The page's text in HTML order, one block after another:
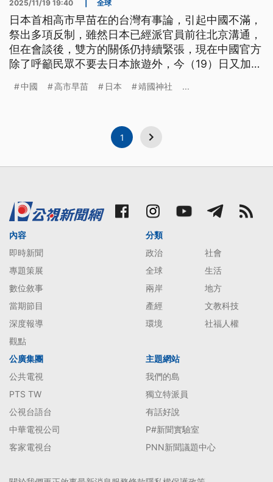
2025/11/19 19:40 全球
日本首相高市早苗在的台灣有事論，引起中國不滿，
祭出多項反制，雖然日本已經派官員前往北京溝通，
但在會談後，雙方的關係仍持續緊張，現在中國官方
除了呼籲民眾不要去日本旅遊外，今（19）日又加重
估算，如果中國旅遊限令長達1年，預計日本經濟損
中國 高市早苗 日本 靖國神社 ...
1
內容
即時新聞
專題策展
數位敘事
當期節目
深度報導
觀點
分類
政治
社會
全球
生活
兩岸
地方
產經
文教科技
環境
社福人權
公廣集團
公共電視
PTS TW
公視台語台
中華電視公司
客家電視台
主題網站
我們的島
獨立特派員
有話好說
P#新聞實驗室
PNN新聞議題中心